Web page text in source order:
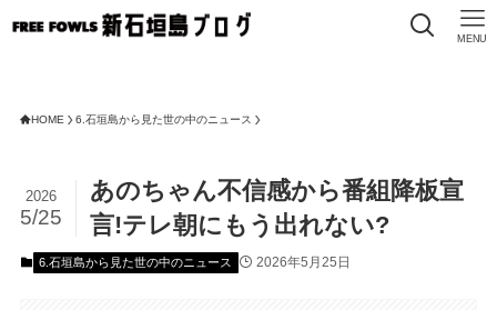
MENU
HOME 6.石垣島から見た世の中のニュース
あのちゃん不信感から番組降板宣
言!テレ朝にもう出れない?
2026
5/25
6.石垣島から見た世の中のニュース 2026年5月25日